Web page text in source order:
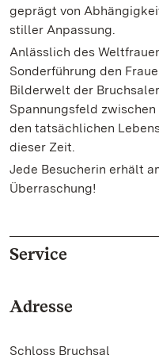
geprägt von
stiller Anpassung.
Anlässlich des
Sonderführung den
Bilderwelt der
Spannungsfeld
den tatsächlichen
dieser Zeit.
Jede Besucherin erhält
Überraschung!
Service
Adresse
Schloss Bruchsal